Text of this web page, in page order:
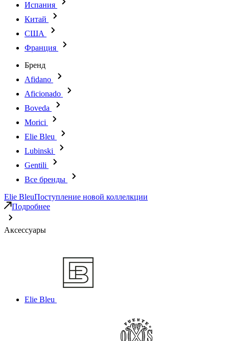
Испания
Китай
США
Франция
Бренд
Afidano
Aficionado
Boveda
Morici
Elie Bleu
Lubinski
Gentili
Все бренды
Elie BleuПоступление новой коллелкции
Подробнее
Аксессуары
Elie Bleu